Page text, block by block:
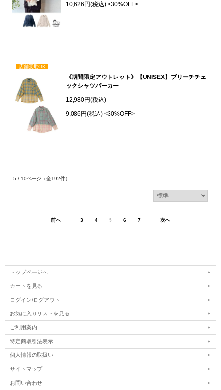
10,626円(税込) <30%OFF>
店舗受取OK
《期間限定アウトレット》【UNISEX】ブリーチチェ
ックシャツパーカー
12,980円(税込)
9,086円(税込) <30%OFF>
5 / 10ページ （全192件）
前へ 3 4 5 6 7 次へ
トップページへ
カートを見る
ログイン/ログアウト
お気に入りリストを見る
ご利用案内
特定商取引法表示
個人情報の取扱い
サイトマップ
お問い合わせ